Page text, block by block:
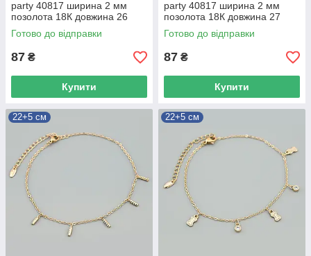
party 40817 ширина 2 мм
позолота 18К довжина 26
Готово до відправки
87 ₴
Купити
party 40817 ширина 2 мм
позолота 18К довжина 27
Готово до відправки
87 ₴
Купити
22+5 см 22+5 см